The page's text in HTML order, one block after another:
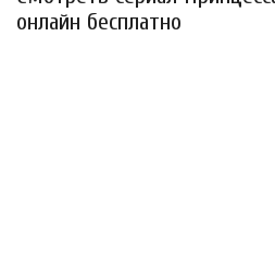
онлайн бесплатно